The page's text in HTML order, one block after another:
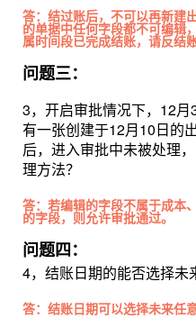
答：结过账后，不可以再新建
的单据中任何字段都不可编辑
属时间段已完成结账，请反结
问题三：
3，开启审批情况下，12
有一张创建于12月10日的
后，进入审批中未被处理
理方法？
答：若编辑的字段不属于成本
的字段，则允许审批通过。
问题四：
4，结账日期的能否选择未
答：结账日期可以选择未来任